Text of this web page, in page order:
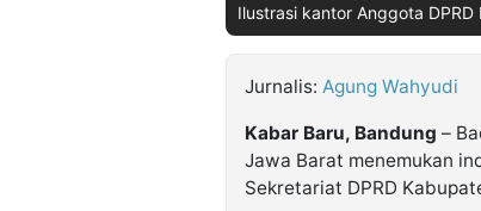
Ilustrasi kantor Anggota
Jurnalis: Agung Wahyudi
Kabar Baru, Bandung –
Jawa Barat menemukan
Sekretariat DPRD